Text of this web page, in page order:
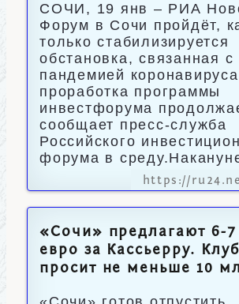
СОЧИ, 19 янв – РИА
Форум в Сочи пройдёт,
только стабилизируется
обстановка, связанная с
пандемией
проработка программы
инвестфорума
сообщает пресс-служба
Российского
форума в
https://
«Сочи» предлагают 6-
евро за Кассьерру. Клуб
просит не меньше 10